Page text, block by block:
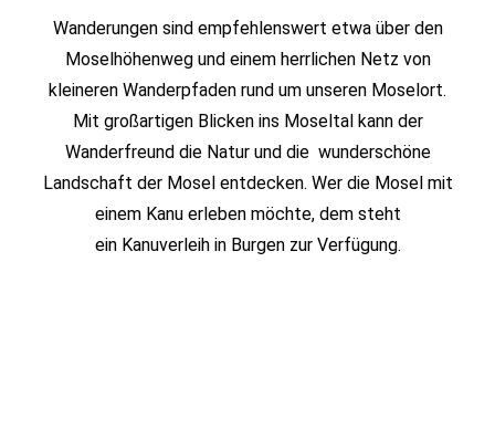
Wanderungen sind empfehlenswert etwa über den
Moselhöhenweg und einem herrlichen Netz von
kleineren Wanderpfaden rund um unseren Moselort.
Mit großartigen Blicken ins Moseltal kann der
Wanderfreund die Natur und die wunderschöne
Landschaft der Mosel entdecken. Wer die Mosel mit
einem Kanu erleben möchte, dem steht
ein Kanuverleih in Burgenzur Verfügung.